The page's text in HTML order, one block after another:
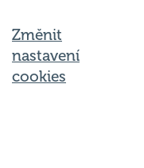
Změnit
nastavení
cookies